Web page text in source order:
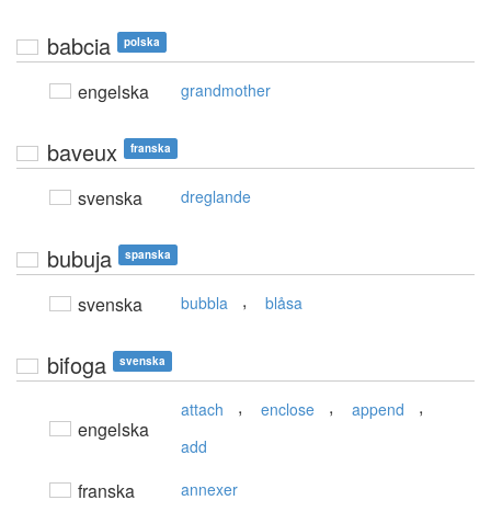
babcia polska
engelska grandmother
baveux franska
svenska dreglande
bubuja spanska
svenska bubbla , blåsa
bifoga svenska
engelska
attach , enclose , append ,
add
franska annexer